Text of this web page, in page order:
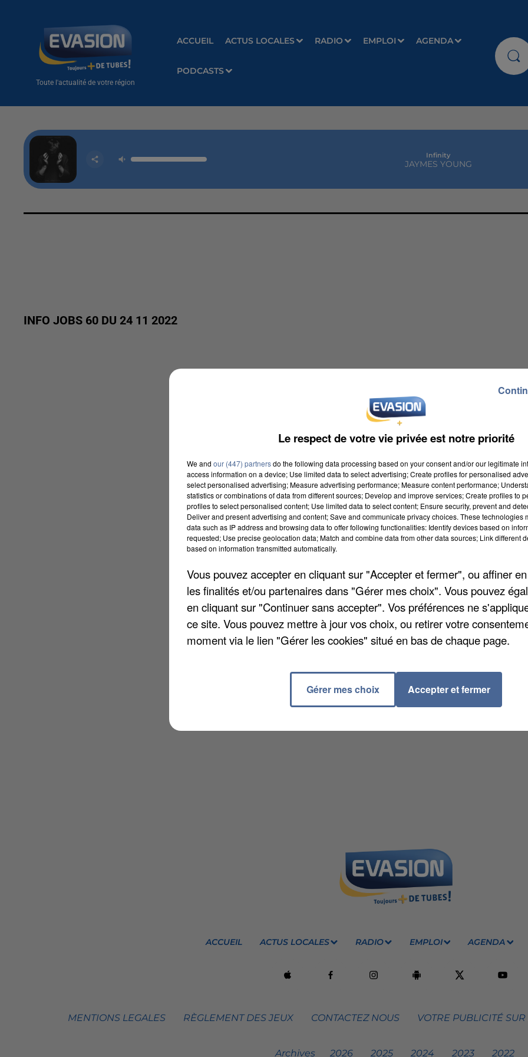
Toute l'actualité de votre région
ACCUEIL ACTUS LOCALES RADIO EMPLOI AGENDA
PODCASTS
Infinity
JAYMES YOUNG
INFO JOBS 60 DU 24 11 2022
ACCUEIL ACTUS LOCALES RADIO EMPLOI AGENDA
MENTIONS LEGALES RÈGLEMENT DES JEUX CONTACTEZ NOUS VOTRE PUBLICITÉ
Archives 2026 2025 2024 2023 2022
Le respect de votre vie privée est notre priorité
We and our (447) partnersdo the following data processing based on your consent and/or our legitimate
access information on a device; Use limited data to select advertising; Create profiles for personalised
select personalised advertising; Measure advertising performance; Measure content performance;
statistics or combinations of data from different sources; Develop and improve services; Create profiles to
profiles to select personalised content; Use limited data to select content; Ensure security, prevent and
Deliver and present advertising and content; Save and communicate privacy choices. These technologies
data such as IP address and browsing data to offer following functionalities: Identify devices based on
requested; Use precise geolocation data; Match and combine data from other data sources; Link different
based on information transmitted automatically.
Vous pouvez accepter en cliquant sur "Accepter et fermer", ou affiner
les finalités et/ou partenaires dans "Gérer mes choix". Vous pouvez
en cliquant sur "Continuer sans accepter". Vos préférences ne
ce site. Vous pouvez mettre à jour vos choix, ou retirer votre
moment via le lien "Gérer les cookies" situé en bas de chaque page.
Gérer mes choix Accepter et fermer